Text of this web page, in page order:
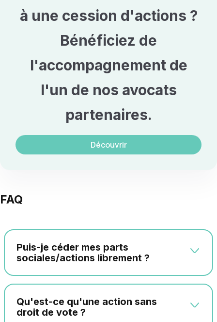
à une cession d'actions ?
Bénéficiez de
l'accompagnement de
l'un de nos avocats
partenaires.
Découvrir
FAQ
Puis-je céder mes parts
sociales/actions librement ?
Qu'est-ce qu'une action sans
droit de vote ?